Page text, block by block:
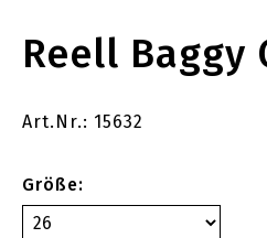
Reell Baggy
Art.Nr.: 15632
Größe: